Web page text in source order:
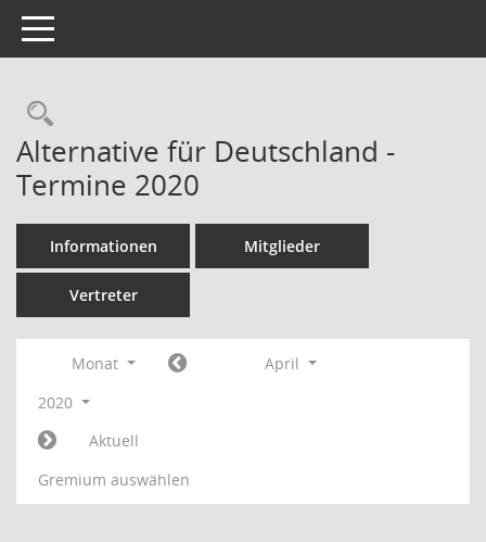
Toggle navigation
Rechercheauswahl
Alternative für Deutschland -
Termine 2020
Informationen Mitglieder
Vertreter
Monat
April
2020
Aktuell
Gremium auswählen